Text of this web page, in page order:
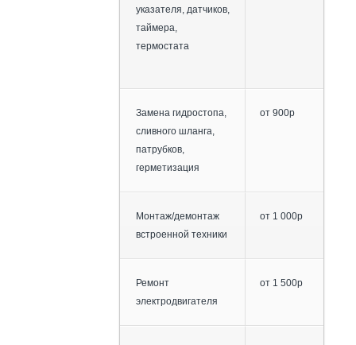
указателя, датчиков,
таймера,
термостата
Замена гидростопа,
сливного шланга,
патрубков,
герметизация
от 900р
Монтаж/демонтаж
встроенной техники
от 1 000р
Ремонт
электродвигателя
от 1 500р